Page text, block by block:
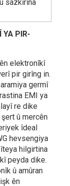
sazkirina
YA PIR-
elektronîkî
pir girîng in.
germî
EMI ya
re dike
û mercên
îdeal
hevsengiya
hilgirtina
peyda dike.
û amûran
ên